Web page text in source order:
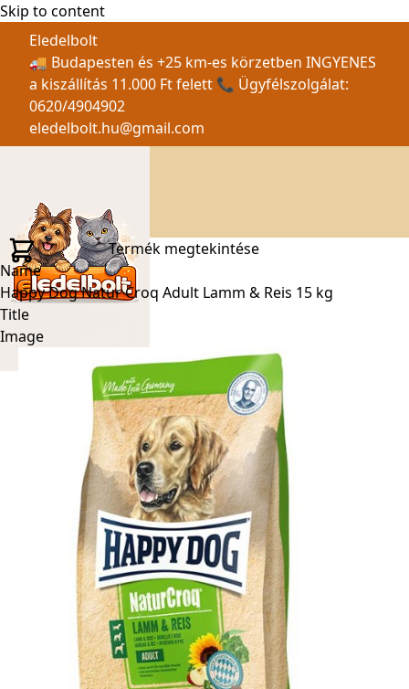
Skip to content
Eledelbolt
🚚 Budapesten és +25 km-es körzetben INGYENES
a kiszállítás 11.000 Ft felett 📞 Ügyfélszolgálat:
0620/4904902
eledelbolt.hu@gmail.com
Termék megtekintése
Name
Happy Dog Natur Croq Adult Lamm & Reis 15 kg
Title
Image